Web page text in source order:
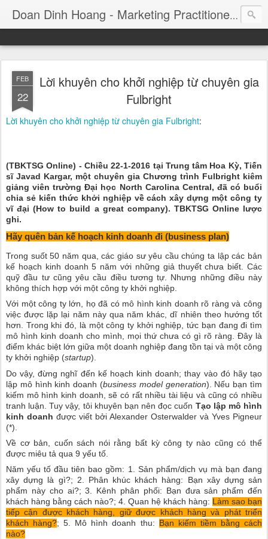
Doan Dinh Hoang - Marketing Practitioner
FEB
22
Lời khuyên cho khởi nghiệp từ chuyên gia
Fulbright
Lời khuyên cho khởi nghiệp từ chuyên gia Fulbright:
(TBKTSG Online) - Chiều 22-1-2016 tại Trung tâm Hoa Kỳ, Tiến
sĩ Javad Kargar, một chuyên gia Chương trình Fulbright kiêm
giảng viên trường Đại học North Carolina Central, đã có buổi
chia sẻ kiến thức khởi nghiệp về cách xây dựng một công ty
vĩ đại (How to build a great company). TBKTSG Online lược
ghi.
Hãy quên bản kế hoạch kinh doanh đi (business plan)
Trong suốt 50 năm qua, các giáo sư yêu cầu chúng ta lập các bản
kế hoạch kinh doanh 5 năm với những giả thuyết chưa biết. Các
quỹ đầu tư cũng yêu cầu điều tương tự. Nhưng những điều này
không thích hợp với một công ty khởi nghiệp.
Với một công ty lớn, họ đã có mô hình kinh doanh rõ ràng và công
việc được lặp lại năm này qua năm khác, dĩ nhiên theo hướng tốt
hơn. Trong khi đó, là một công ty khởi nghiệp, tức bạn đang đi tìm
mô hình kinh doanh cho mình, mọi thứ chưa có gì rõ ràng. Đây là
điểm khác biệt lớn giữa một doanh nghiệp đang tồn tại và một công
ty khởi nghiệp (startup).
Do vậy, đừng nghĩ đến kế hoạch kinh doanh; thay vào đó hãy tạo
lập mô hình kinh doanh (business model generation). Nếu bạn tìm
kiếm mô hình kinh doanh, sẽ có rất nhiều tài liệu và cũng có nhiều
tranh luận. Tuy vậy, tôi khuyên bạn nên đọc cuốn Tạo lập mô hình
kinh doanh được viết bởi Alexander Osterwalder và Yves Pigneur
(*).
Về cơ bản, cuốn sách nói rằng bất kỳ công ty nào cũng có thể
được miêu tả qua 9 yếu tố.
Năm yếu tố đầu tiên bao gồm: 1. Sản phẩm/dịch vụ mà bạn đang
xây dựng là gì?; 2. Phân khúc khách hàng: Bạn xây dựng sản
phẩm này cho ai?; 3. Kênh phân phối: Bạn đưa sản phẩm đến
khách hàng bằng cách nào?; 4. Quan hệ khách hàng: Làm sao bạn
tiếp cận được khách hàng, giữ được khách hàng và phát triển
khách hàng?; 5. Mô hình doanh thu: Bạn kiếm tiềm bằng cách
nào?